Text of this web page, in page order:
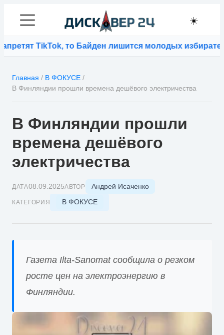
☀️
TikTok, то Байден лишится молодых избирателей⚡
Главная / В ФОКУСЕ /
В Финляндии прошли времена дешёвого электричества
В Финляндии прошли
времена дешёвого
электричества
ДАТА08.09.2025АВТОР Андрей Исаченко
КАТЕГОРИЯ В ФОКУСЕ
Газета Ilta-Sanomat сообщила о резком
росте цен на электроэнергию в
Финляндии.